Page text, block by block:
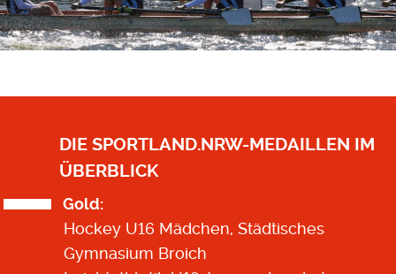
DIE SPORTLAND.NRW-MEDAILLEN IM
ÜBERBLICK
Gold:
Hockey U16 Mädchen, Städtisches
Gymnasium Broich